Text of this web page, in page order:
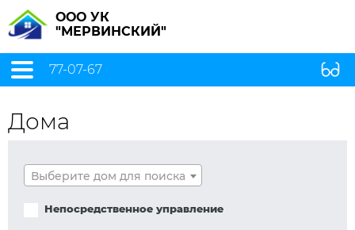
ООО УК
"МЕРВИНСКИЙ"
77-07-67
Дома
Выберите дом для поиска
Непосредственное управление